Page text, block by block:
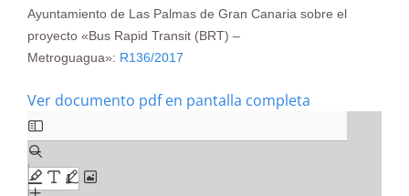
Ayuntamiento de Las Palmas de Gran Canaria sobre el
proyecto «Bus Rapid Transit (BRT) –
Metroguagua»: R136/2017
Ver documento pdf en pantalla completa